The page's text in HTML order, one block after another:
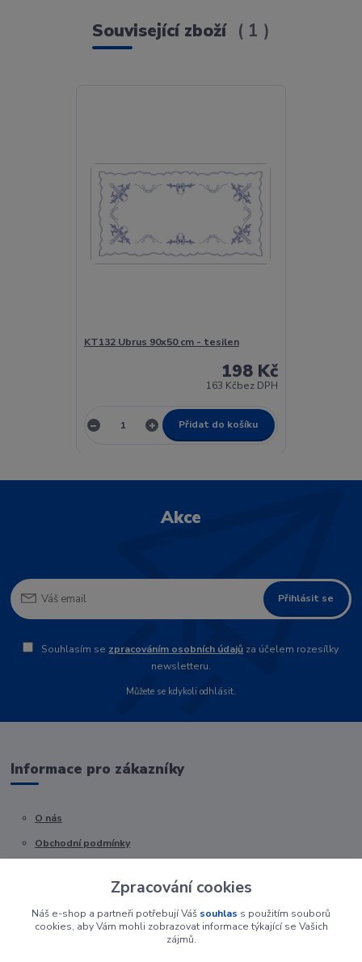
Související zboží 1
KT132 Ubrus 90x50 cm - tesilen
198 Kč
163 Kčbez DPH
Přidat do košíku
Akce
Přihlásit se
Souhlasím se zpracováním osobních údajů za účelem rozesílky
newsletteru.
Můžete se kdykoli odhlásit.
Informace pro zákazníky
O nás
Obchodní podmínky
Zpracování cookies
Náš e-shop a partneři potřebují Váš souhlas s použitím souborů
cookies, aby Vám mohli zobrazovat informace týkající se Vašich
zájmů.